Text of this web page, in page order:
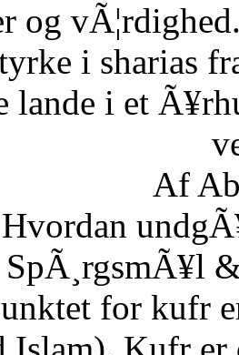
og
i sharias
lande i et
Af
Hvordan
SpÃ¸rgsmÃ¥l
for kufr